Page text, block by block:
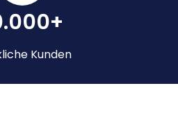
Kunden